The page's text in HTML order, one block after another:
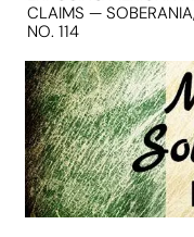
CLAIMS —
NO. 114